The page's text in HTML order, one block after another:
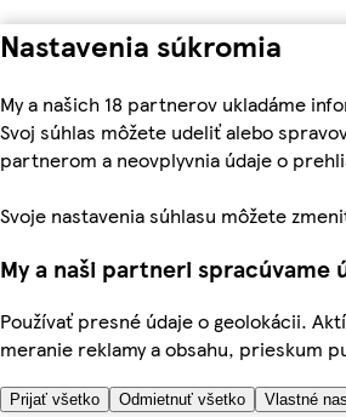
Nastavenia súkromia
My a našich 18 partnerov ukladáme
Svoj súhlas môžete udeliť alebo
partnerom a neovplyvnia údaje o
Svoje nastavenia súhlasu môžete
My a naši partneri spracúvame
Používať presné údaje o geolokácii.
meranie reklamy a obsahu, prieskum
Prijať všetko Odmietnuť všetko Vlastné